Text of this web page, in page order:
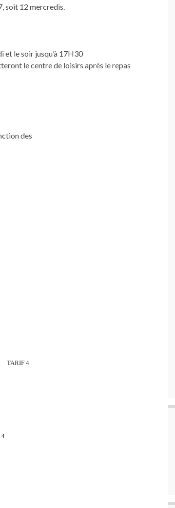
soit 12 mercredis.
et le soir jusqu’à 17H30
le centre de loisirs après le repas
des
4